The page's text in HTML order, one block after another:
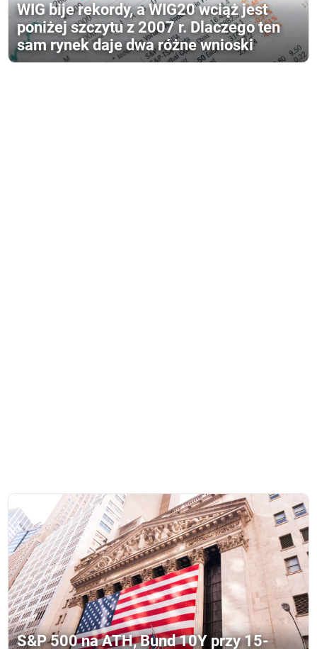
WIG bije rekordy, a WIG20 wciąż jest
poniżej szczytu z 2007 r. Dlaczego ten
sam rynek daje dwa różne wnioski
S&P 500 na ATH, Bund 10Y przy 15-